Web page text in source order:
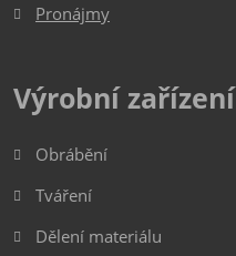
Pronájmy
Výrobní zařízení
Obrábění
Tváření
Dělení materiálu